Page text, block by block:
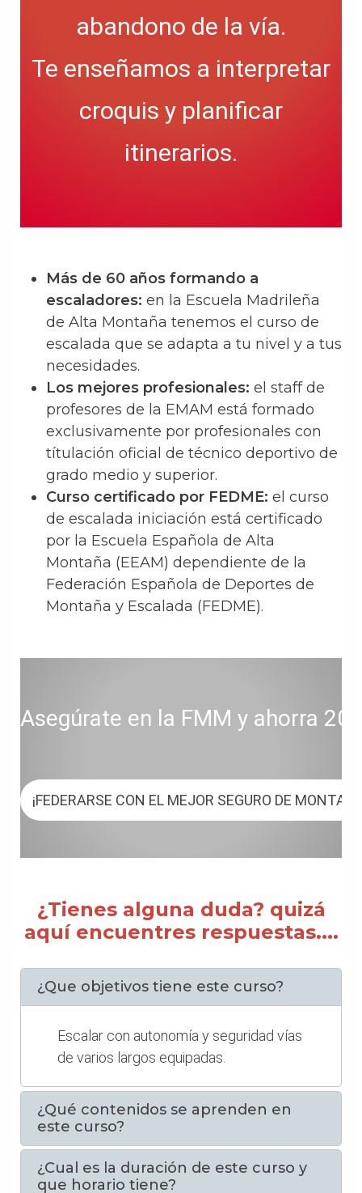
abandono de la vía.
Te enseñamos a interpretar
croquis y planificar
itinerarios.
Más de 60 años formando a
escaladores: en la Escuela Madrileña
de Alta Montaña tenemos el curso de
escalada que se adapta a tu nivel y a tus
necesidades.
Los mejores profesionales: el staff de
profesores de la EMAM está formado
exclusivamente por profesionales con
títulación oficial de técnico deportivo de
grado medio y superior.
Curso certificado por FEDME: el curso
de escalada iniciación está certificado
por la Escuela Española de Alta
Montaña (EEAM) dependiente de la
Federación Española de Deportes de
Montaña y Escalada (FEDME).
Asegúrate en la FMM y ahorra
¡FEDERARSE CON EL MEJOR SEGURO DE
¿Tienes alguna duda? quizá
aquí encuentres respuestas....
¿Que objetivos tiene este curso?
Escalar con autonomía y seguridad vías
de varios largos equipadas.
¿Qué contenidos se aprenden en
este curso?
¿Cual es la duración de este curso y
que horario tiene?